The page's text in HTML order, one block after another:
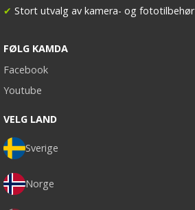
✔ Stort utvalg av kamera- og fototilbehør
FØLG KAMDA
Facebook
Youtube
VELG LAND
Sverige
Norge